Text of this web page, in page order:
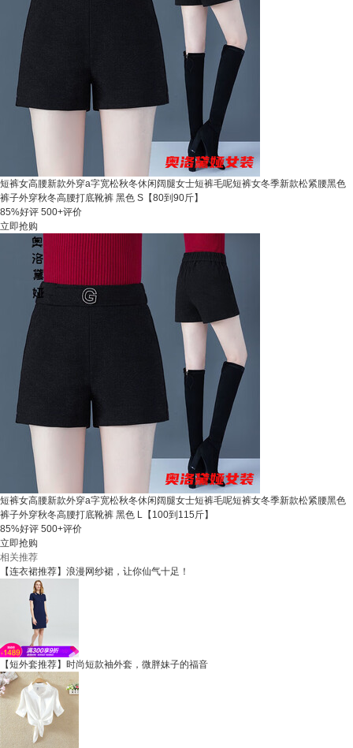
短裤女高腰新款外穿a字宽松秋冬休闲阔腿女士短裤毛呢短裤女冬季新款松紧腰黑色
裤子外穿秋冬高腰打底靴裤 黑色 S【80到90斤】
85%好评 500+评价
立即抢购
短裤女高腰新款外穿a字宽松秋冬休闲阔腿女士短裤毛呢短裤女冬季新款松紧腰黑色
裤子外穿秋冬高腰打底靴裤 黑色 L【100到115斤】
85%好评 500+评价
立即抢购
相关推荐
【连衣裙推荐】浪漫网纱裙，让你仙气十足！
【短外套推荐】时尚短款袖外套，微胖妹子的福音